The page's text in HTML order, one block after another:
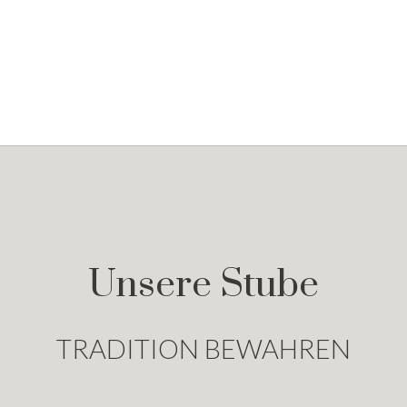
Unsere Stube
TRADITION BEWAHREN